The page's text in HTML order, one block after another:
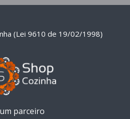
(Lei 9610 de 19/02/1998)
parceiro